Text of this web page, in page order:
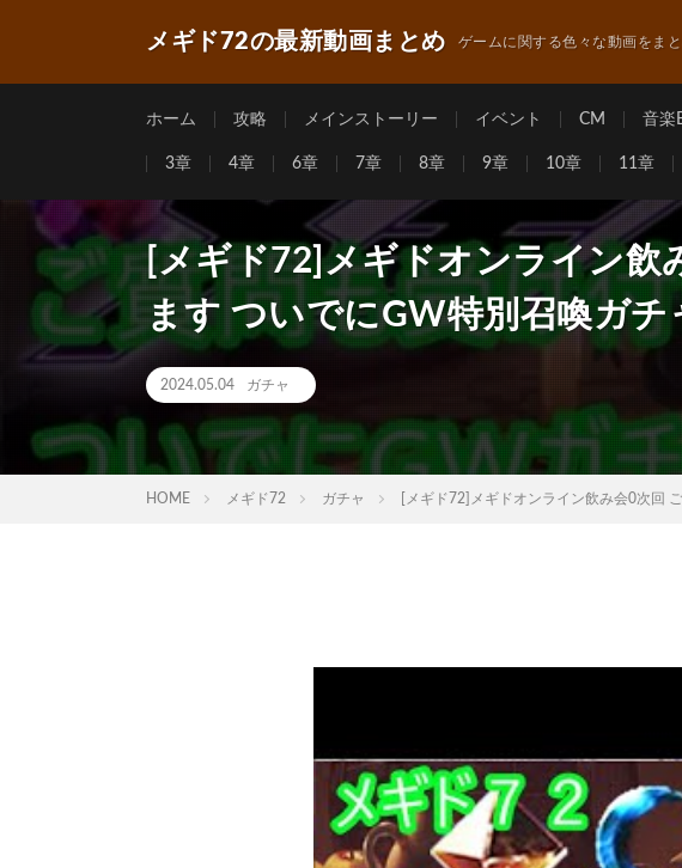
メギド72の最新動画まとめ ゲームに関する色々な動画をまと
ホーム 攻略 メインストーリー イベント CM 音楽
3章 4章 6章 7章 8章 9章 10章 11章
[メギド72]メギドオンライン飲
ます ついでにGW特別召喚ガチ
2024.05.04 ガチャ
HOME メギド72 ガチャ [メギド72]メギドオンライン飲み会0次回